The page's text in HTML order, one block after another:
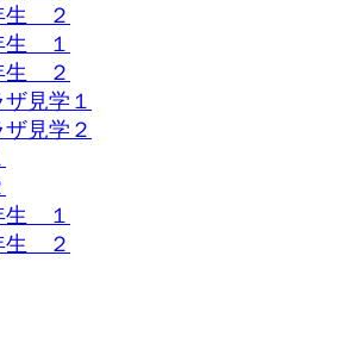
生 ２
生 １
生 ２
見学１
見学２
生 １
生 ２